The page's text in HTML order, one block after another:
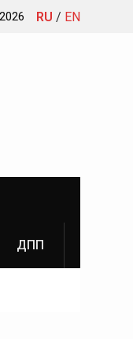
Викторовны
RU / EN
ДПП